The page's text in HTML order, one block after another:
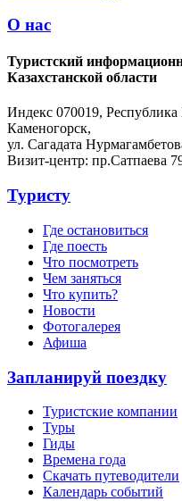
О нас
Туристский
Казахстанской области
Индекс 070019,
Каменогорск,
ул. Сагадата
Визит-центр: пр.Сатпаева
Туристу
Где остановиться
Где поесть
Что посмотреть
Чем заняться
Что купить?
Новости
Фотогалерея
Афиша
Запланируй поездку
Туристские компании
Туры
Гиды
Времена года
Скачать путеводители
Календарь событий